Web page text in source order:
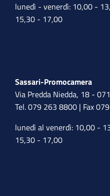
lunedì - venerdì: 10,00 -
15,30 - 17,00
Sassari-Promocamera
Via Predda Niedda, 18 -
Tel. 079 263 8800 | Fax
lunedì al venerdì: 10,00 -
15,30 - 17,00